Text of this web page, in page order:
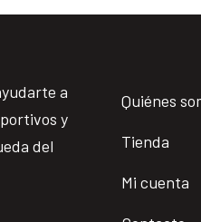
a
y
del
Quiénes
Tienda
Mi cuenta